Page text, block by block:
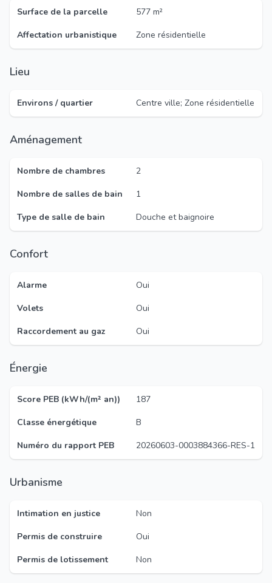
Surface de la parcelle
577 m²
Affectation urbanistique
Zone résidentielle
Lieu
Environs / quartier Centre ville; Zone résidentielle
Aménagement
Nombre de chambres
2
Nombre de salles de bain
1
Type de salle de bain
Douche et baignoire
Confort
Alarme
Oui
Volets
Oui
Raccordement au gaz
Oui
Énergie
Score PEB (kWh/(m² an))
187
Classe énergétique
B
Numéro du rapport PEB
20260603-0003884366-RES-1
Urbanisme
Intimation en justice
Non
Permis de construire
Oui
Permis de lotissement
Non